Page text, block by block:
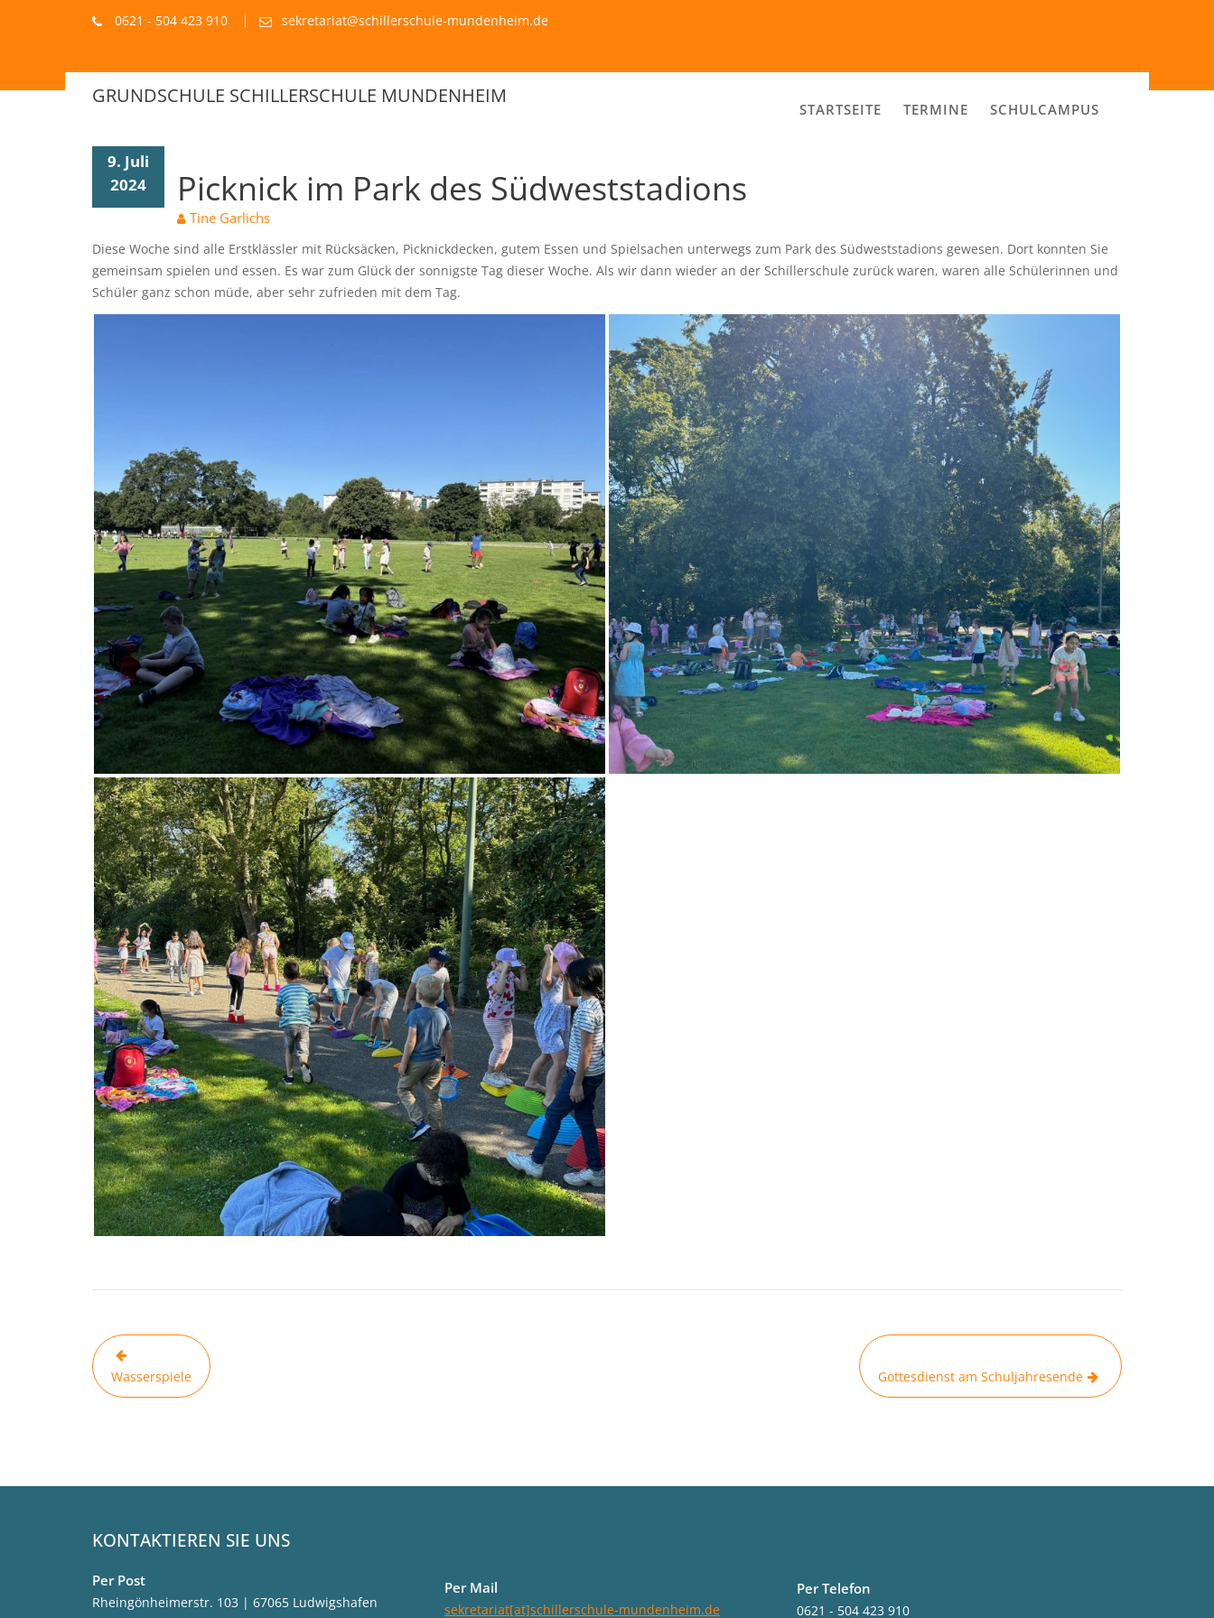
0621 - 504 423 910 sekretariat@schillerschule-mundenheim.de
GRUNDSCHULE SCHILLERSCHULE MUNDENHEIM
STARTSEITE TERMINE SCHULCAMPUS
Blog
9. Juli
2024
Picknick im Park des Südweststadions
Tine Garlichs
Diese Woche sind alle Erstklässler mit Rücksäcken, Picknickdecken, gutem Essen und Spielsachen unterwegs zum Park des Südweststadions gewesen. Dort konnten Sie
gemeinsam spielen und essen. Es war zum Glück der sonnigste Tag dieser Woche. Als wir dann wieder an der Schillerschule zurück waren, waren alle Schülerinnen und
Schüler ganz schon müde, aber sehr zufrieden mit dem Tag.
Beitragsnavigation
Wasserspiele Gottesdienst am Schuljahresende
KONTAKTIEREN SIE UNS
Per Post
Rheingönheimerstr. 103 | 67065 Ludwigshafen
Per Mail
sekretariat[at]schillerschule-mundenheim.de
Per Telefon
0621 - 504 423 910